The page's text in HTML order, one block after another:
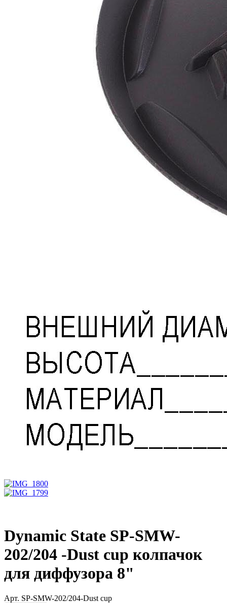
Dynamic State SP-SMW-
202/204 -Dust cup колпачок
для диффузора 8"
Арт. SP-SMW-202/204-Dust cup